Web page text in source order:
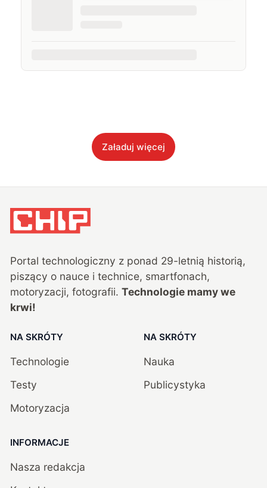
Załaduj więcej
Portal technologiczny z ponad 29-letnią historią,
piszący o nauce i technice, smartfonach,
motoryzacji, fotografii. Technologie mamy we
krwi!
NA SKRÓTY
Technologie
Testy
Motoryzacja
NA SKRÓTY
Nauka
Publicystyka
INFORMACJE
Nasza redakcja